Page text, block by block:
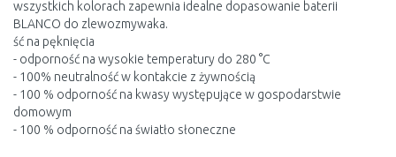
wszystkich kolorach zapewnia idealne dopasowanie baterii
BLANCO do zlewozmywaka.
ść na pęknięcia
- odporność na wysokie temperatury do 280 °C
- 100% neutralność w kontakcie z żywnością
- 100 % odporność na kwasy występujące w gospodarstwie
domowym
- 100 % odporność na światło słoneczne